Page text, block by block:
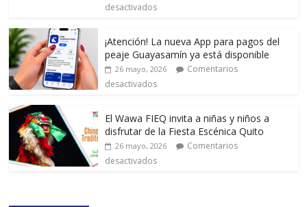
desactivados
¡Atención! La nueva App para pagos del
peaje Guayasamín ya está disponible
26 mayo, 2026
Comentarios
desactivados
El Wawa FIEQ invita a niñas y niños a
disfrutar de la Fiesta Escénica Quito
26 mayo, 2026
Comentarios
desactivados